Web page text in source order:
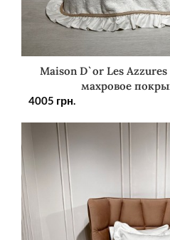
Maison D`or Les
махровое
4005 грн.